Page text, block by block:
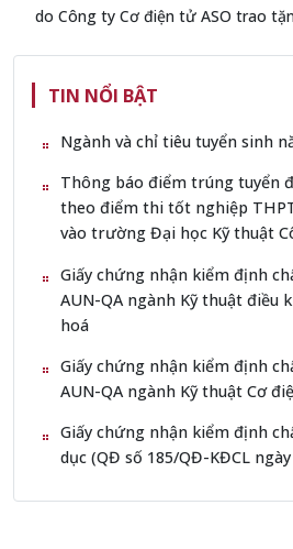
do Công ty Cơ điện tử ASO trao
TIN NỔI BẬT
Ngành và chỉ tiêu tuyển sinh
Thông báo điểm trúng tuyển
theo điểm thi tốt nghiệp
vào trường Đại học Kỹ thuật
Giấy chứng nhận kiểm định
AUN-QA ngành Kỹ thuật điều
hoá
Giấy chứng nhận kiểm định
AUN-QA ngành Kỹ thuật Cơ
Giấy chứng nhận kiểm định
dục (QĐ số 185/QĐ-KĐCL